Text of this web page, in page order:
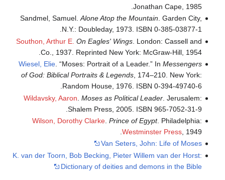
Jonathan Cape, 1985.
Sandmel, Samuel.Alone Atop the Mountain. Garden City,
N.Y.: Doubleday, 1973. ISBN 0-385-03877-1.
Southon, Arthur E. On Eagles' Wings. London: Cassell and
Co., 1937. Reprinted New York: McGraw-Hill, 1954.
Wiesel, Elie. “Moses: Portrait of a Leader.” In Messengers
of God: Biblical Portraits & Legends, 174–210. New York:
Random House, 1976. ISBN 0-394-49740-6.
Wildavsky, Aaron Moses as Political Leader. Jerusalem:
Shalem Press, 2005. ISBN 965-7052-31-9.
Wilson, Dorothy Clarke. Prince of Egypt. Philadelphia:
Westminster Press, 1949.
Van Seters, John: Life of Moses
K. van der Toorn, Bob Becking, Pieter Willem van der Horst:
Dictionary of deities and demons in the Bible